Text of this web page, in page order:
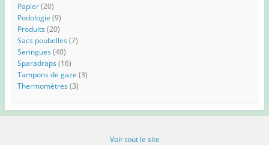
Papier (20)
Podologie (9)
Produits (20)
Sacs poubelles (7)
Seringues (40)
Sparadraps (16)
Tampons de gaze (3)
Thermomètres (3)
Voir tout le site